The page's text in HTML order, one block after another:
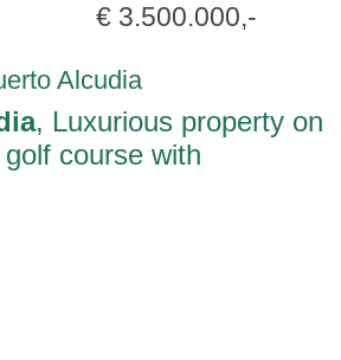
€ 3.500.000,-
, Luxurious property on
course with